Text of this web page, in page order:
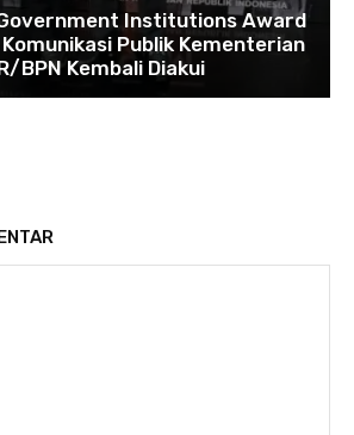
Institutions Award
Publik Kementerian
BPN Kembali Diakui